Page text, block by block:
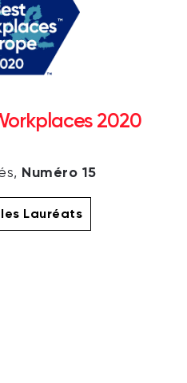
2020
Numéro 15
Lauréats